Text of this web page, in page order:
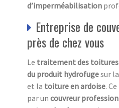
d’imperméabilisation
Entreprise de
près de chez vous
Le traitement des toitures
du produit hydrofugesur la
et la toiture en ardoise.
par un couvreur